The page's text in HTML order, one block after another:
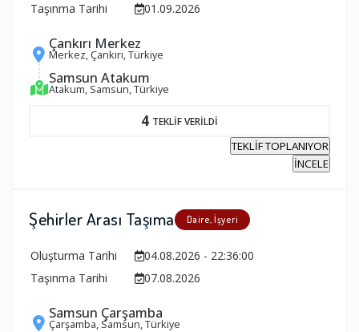
Taşınma Tarihi
01.09.2026
Çankırı Merkez
Merkez, Çankırı, Türkiye
Samsun Atakum
Atakum, Samsun, Türkiye
4 TEKLİF VERİLDİ
TEKLİF TOPLANIYOR
İNCELE
Şehirler Arası Taşıma Daire, İşyeri
Oluşturma Tarihi
04.08.2026 - 22:36:00
Taşınma Tarihi
07.08.2026
Samsun Çarşamba
Çarşamba, Samsun, Türkiye